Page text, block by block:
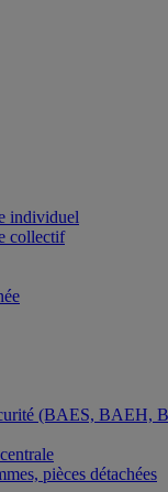
individuel
collectif
(BAES,
pièces détachées